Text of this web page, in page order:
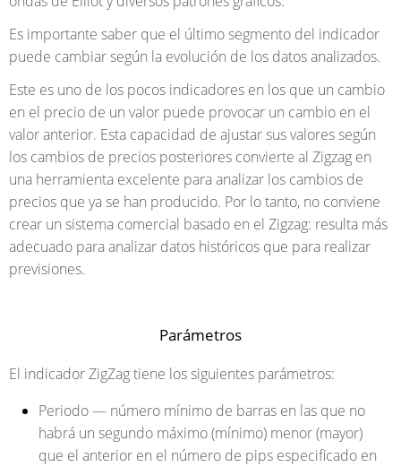
Es importante saber que el último segmento del indicador
puede cambiar según la evolución de los datos analizados.
Este es uno de los pocos indicadores en los que un cambio
en el precio de un valor puede provocar un cambio en el
valor anterior. Esta capacidad de ajustar sus valores según
los cambios de precios posteriores convierte al Zigzag en
una herramienta excelente para analizar los cambios de
precios que ya se han producido. Por lo tanto, no conviene
crear un sistema comercial basado en el Zigzag: resulta más
adecuado para analizar datos históricos que para realizar
previsiones.
Parámetros
El indicador ZigZag tiene los siguientes parámetros:
Periodo — número mínimo de barras en las que no
habrá un segundo máximo (mínimo) menor (mayor)
que el anterior en el número de pips especificado en